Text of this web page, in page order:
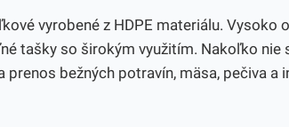
vyrobené z HDPE materiálu. Vysoko
tašky so širokým využitím. Nakoľko nie
prenos bežných potravín, mäsa, pečiva a